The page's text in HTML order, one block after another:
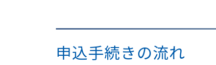
申込手続きの流れ